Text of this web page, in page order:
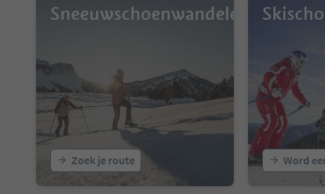
Sneeuwschoenwandelen
Zoek je route Word